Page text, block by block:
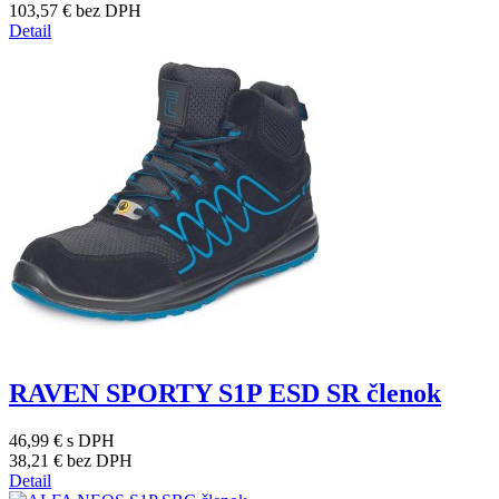
103,57 € bez DPH
Detail
RAVEN SPORTY S1P ESD SR členok
46,99 € s DPH
38,21 € bez DPH
Detail